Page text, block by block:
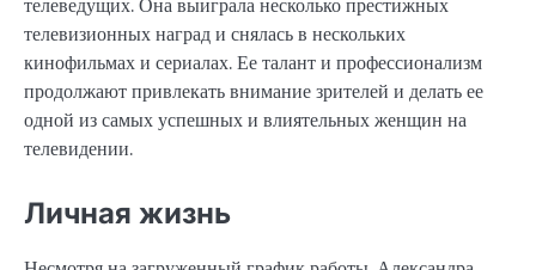
телеведущих. Она выиграла несколько престижных
телевизионных наград и снялась в нескольких
кинофильмах и сериалах. Ее талант и профессионализм
продолжают привлекать внимание зрителей и делать ее
одной из самых успешных и влиятельных женщин на
телевидении.
Личная жизнь